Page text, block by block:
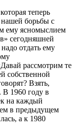
теперь
борьбы с
ему ясномыслием
сегодняшней
отдать ему
рассмотрим те
собственной
Взять,
В 1960 году в
на каждый
в предыдущем
а к 1980